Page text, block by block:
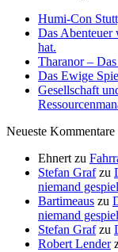
Humi-Con
Das Abenteuer
hat.
Tharanor –
Das Ewige
Gesellschaft
Neueste Kommentare
Ehnert zu
Stefan Grafzu
niemand
Bartimeaus zu
niemand
Stefan Grafzu
Robert Lender